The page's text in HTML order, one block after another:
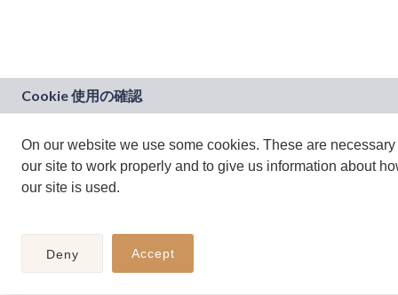
On our website we use some cookies. These are necessary
our site to work properly and to give us information about
our site is used.
Deny Accept